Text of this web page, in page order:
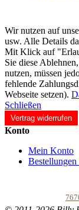
Wir nutzen auf
usw. Alle Details
Mit Klick auf
Sie diese
nutzen, müssen
fehlende
Webseite setzen).
Schließen
Vertrag widerrufen
Konto
Mein Konto